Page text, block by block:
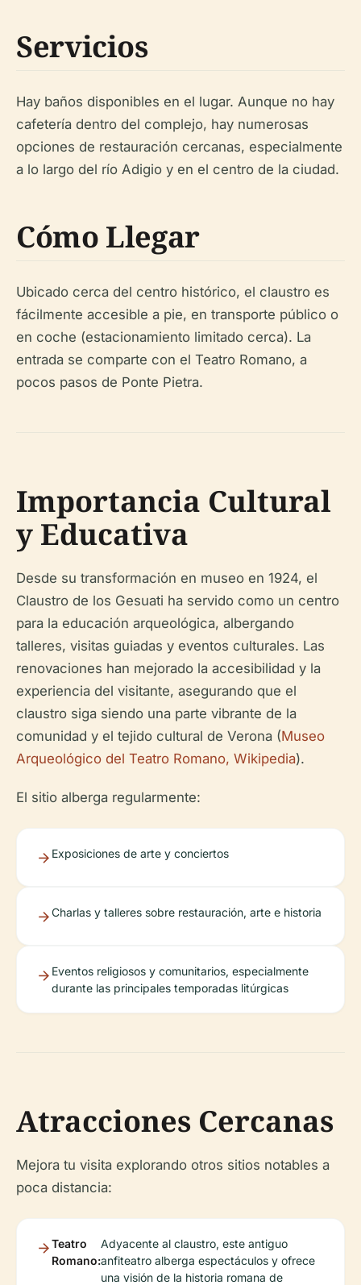
Servicios
Hay baños disponibles en el lugar. Aunque no hay
cafetería dentro del complejo, hay numerosas
opciones de restauración cercanas, especialmente
a lo largo del río Adigio y en el centro de la ciudad.
Cómo Llegar
Ubicado cerca del centro histórico, el claustro es
fácilmente accesible a pie, en transporte público o
en coche (estacionamiento limitado cerca). La
entrada se comparte con el Teatro Romano, a
pocos pasos de Ponte Pietra.
Importancia Cultural
y Educativa
Desde su transformación en museo en 1924, el
Claustro de los Gesuati ha servido como un centro
para la educación arqueológica, albergando
talleres, visitas guiadas y eventos culturales. Las
renovaciones han mejorado la accesibilidad y la
experiencia del visitante, asegurando que el
claustro siga siendo una parte vibrante de la
comunidad y el tejido cultural de Verona (Museo
Arqueológico del Teatro Romano, Wikipedia).
El sitio alberga regularmente:
Exposiciones de arte y conciertos
Charlas y talleres sobre restauración, arte e historia
Eventos religiosos y comunitarios, especialmente
durante las principales temporadas litúrgicas
Atracciones Cercanas
Mejora tu visita explorando otros sitios notables a
poca distancia:
Teatro
Romano:
Adyacente al claustro, este antiguo
anfiteatro alberga espectáculos y ofrece
una visión de la historia romana de